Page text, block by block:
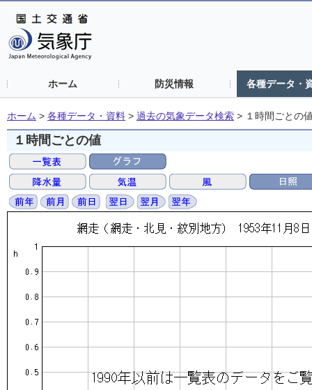
ホーム 防災情報 各種データ・
ホーム > 各種データ・資料 > 過去の気象データ検索 > １時間ごとの
１時間ごとの値